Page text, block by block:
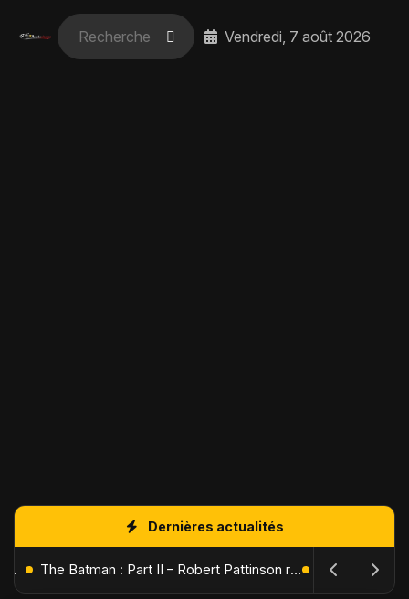
Vendredi, 7 août 2026
Dernières actualités
L'Âge de Glace : Le Réveil du Volcan – Manny, Sid et Diego de retour pour une aventure explosive The Batman : Part II – Robert Pattinson replonge dans les ténèbres de Gotham dès octobre 2027